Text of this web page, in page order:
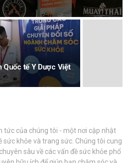
Quốc tế Y Dược Việt
tức của chúng tôi - một nơi cập nhật
khỏe và trang sức. Chúng tôi cung
sâu về các vấn đề sức khỏe phổ